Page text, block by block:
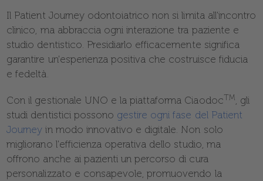
Il Patient Journey odontoiatrico non si limita all'incontro
clinico, ma abbraccia ogni interazione tra paziente e
studio dentistico. Presidiarlo efficacemente significa
garantire un'esperienza positiva che costruisce fiducia
e fedeltà.
Con il gestionale UNO e la piattaforma CiaodocTM
, gli
studi dentistici possono gestire ogni fase del Patient
Journey in modo innovativo e digitale. Non solo
migliorano l'efficienza operativa dello studio, ma
offrono anche ai pazienti un percorso di cura
personalizzato e consapevole, promuovendo la